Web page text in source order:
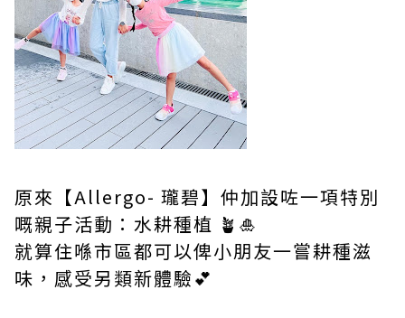
原來【Allergo- 瓏碧】仲加設咗一項特別
嘅親子活動：水耕種植 🪴🎍
就算住喺市區都可以俾小朋友一嘗耕種滋
味，感受另類新體驗💕